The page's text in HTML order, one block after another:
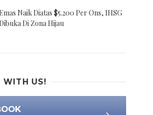
Naik Diatas $5.200 Per Ons, IHSG
Di Zona Hijau
WITH US!